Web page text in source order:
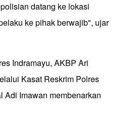
datang ke lokasi
ke pihak berwajib", ujar
Indramayu, AKBP Ari
Kasat Reskrim Polres
Adi Imawan membenarkan